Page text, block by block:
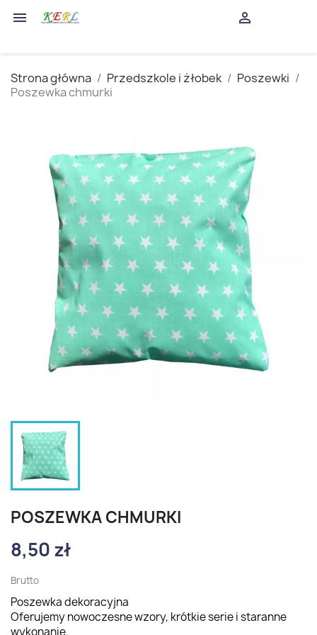
 
Strona główna Przedszkole i żłobek
Poszewki
Poszewka chmurki
POSZEWKA CHMURKI
8,50 zł
Brutto
Poszewka dekoracyjna
Oferujemy nowoczesne wzory, krótkie serie i staranne
wykonanie.